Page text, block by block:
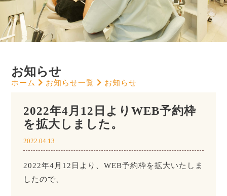
お知らせ
ホーム お知らせ一覧 お知らせ
2022年4月12日よりWEB予約枠
を拡大しました。
2022.04.13
2022年4月12日より、WEB予約枠を拡大いたしま
したので、